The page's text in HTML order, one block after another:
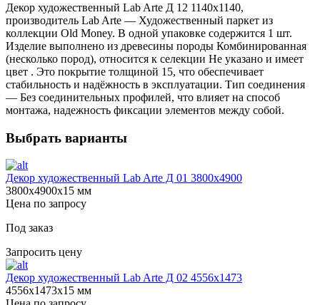
Декор художественный Lab Arte Д 12 1140х1140,
производитель Lab Arte — Художественный паркет из
коллекции Old Money. В одной упаковке содержится 1 шт.
Изделие выполнено из древесины породы Комбинированная
(несколько пород), относится к селекции Не указано и имеет
цвет . Это покрытие толщиной 15, что обеспечивает
стабильность и надёжность в эксплуатации. Тип соединения
— Без соединительных профилей, что влияет на способ
монтажа, надежность фиксации элементов между собой.
Выбрать варианты
Декор художественный Lab Arte Д 01 3800х4900
3800х4900х15 мм
Цена по запросу
Под заказ
Запросить цену
Декор художественный Lab Arte Д 02 4556x1473
4556х1473х15 мм